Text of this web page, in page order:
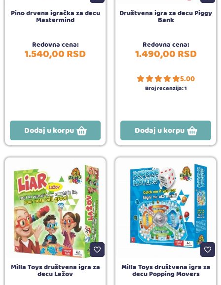
Pino drvena igračka za decu
Mastermind
Redovna cena:
1.540,00RSD
Dodaj u korpu
Društvena igra za decu Piggy
Bank
Redovna cena:
1.490,00RSD
5.00
Broj recenzija:1
Dodaj u korpu
Milla Toys društvena igra za
decu Lažov
Milla Toys društvena igra za
decu Popping Movers